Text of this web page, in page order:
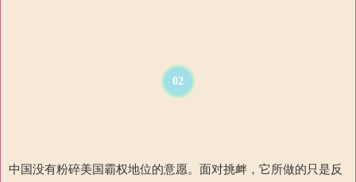
02
中国没有粉碎美国霸权地位的意愿。面对挑衅，它所做的只是反